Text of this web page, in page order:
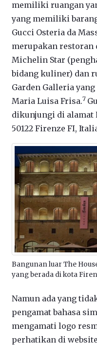
memiliki ruangan
yang memiliki
Gucci Osteria da
merupakan restoran
Michelin Star
bidang kuliner) dan
Garden Galleria
Maria Luisa Frisa.7
dikunjungi di alamat
50122 Firenze FI,
Bangunan luar The
yang berada di kota
Namun ada yang
pengamat bahasa
mengamati logo
perhatikan di